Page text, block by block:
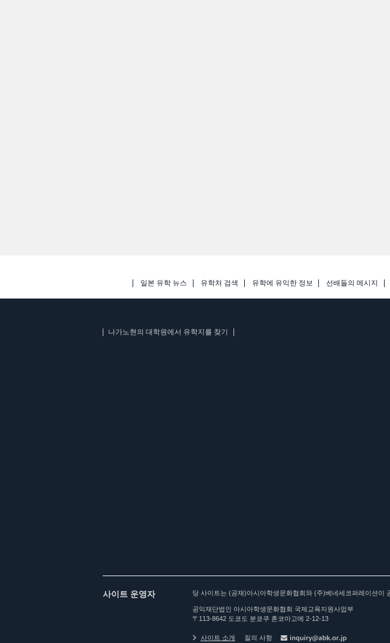
일본 유학 뉴스 유학처 검색 유학에 유익한 정보 선배들의 메시지
나가노현의 대학원에서 유학지를 찾기
사이트 운영자 당 사이트는 (공재)아시아학생문화협회와 (주)베네세코퍼레이션이
공익재단법인 아시아학생문화협회 국제교육지원사업부
〒113-8642 도쿄도 분쿄쿠 혼코마고메 2-12-13
사이트 소개 질의 사항